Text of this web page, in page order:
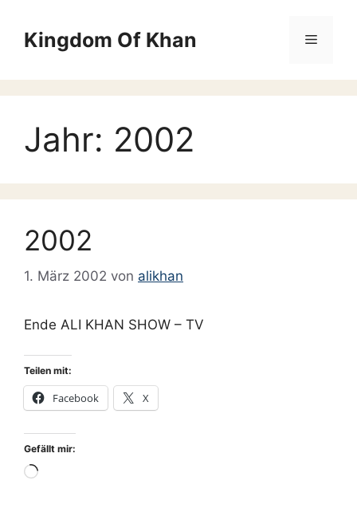
Inhalt
springen
Kingdom Of Khan Menü
Jahr: 2002
2002
1. März 2002 von alikhan
Ende ALI KHAN SHOW – TV
Teilen mit:
Facebook X
Gefällt mir:
Wird